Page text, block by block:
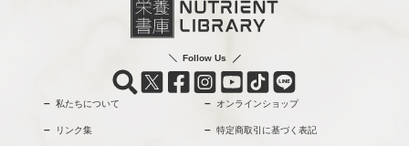
Follow Us
私たちについて オンラインショップ
リンク集 特定商取引に基づく表記